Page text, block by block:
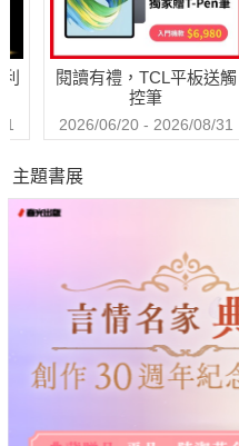
閱讀有禮，TCL平板送觸
控筆
2026/06/20 - 2026/08/31
主題書展